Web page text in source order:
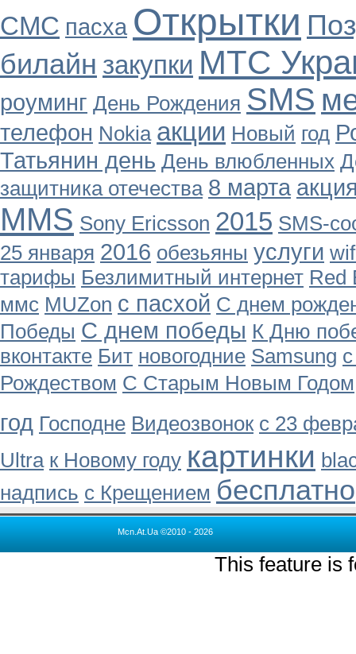
СМС пасха Открытки
билайн закупки МТС
роуминг День Рождения SMS
телефон Nokia акции Новый год
Татьянин день День влюбленных
защитника отечества 8 марта
MMS Sony Ericsson 2015 SMS-
25 января 2016 обезьяны услуги
тарифы Безлимитный интернет Red
ммс MUZon с пасхой С днем
Победы С днем победы К Дню
вконтакте Бит новогодние Samsung
Рождеством С Старым Новым Годом
год Господне Видеозвонок с 23
Ultra к Новому году картинки
надпись с Крещением бесплатно
Mcn.At.Ua ©2010 - 2026
This feature is